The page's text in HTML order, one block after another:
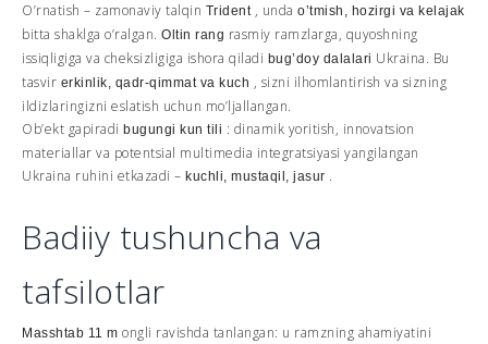
O’rnatish – zamonaviy talqin Trident , unda o’tmish, hozirgi va kelajak
bitta shaklga o’ralgan. Oltin rang rasmiy ramzlarga, quyoshning
issiqligiga va cheksizligiga ishora qiladi bug’doy dalalari Ukraina. Bu
tasvir erkinlik, qadr-qimmat va kuch , sizni ilhomlantirish va sizning
ildizlaringizni eslatish uchun mo’ljallangan.
Ob’ekt gapiradi bugungi kun tili : dinamik yoritish, innovatsion
materiallar va potentsial multimedia integratsiyasi yangilangan
Ukraina ruhini etkazadi – kuchli, mustaqil, jasur .
Badiiy tushuncha va
tafsilotlar
Masshtab 11 m ongli ravishda tanlangan: u ramzning ahamiyatini